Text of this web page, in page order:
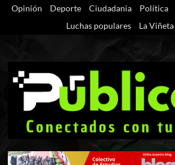
SaltarOpinión Deporte Ciudadania Política
Luchas populares
La Viñeta